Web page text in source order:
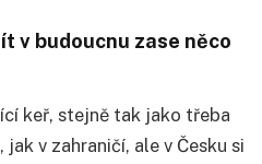
v budoucnu zase něco
keř, stejně tak jako třeba
v zahraničí, ale v Česku si